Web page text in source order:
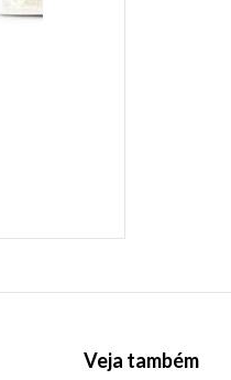
Veja também